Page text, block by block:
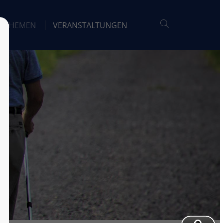
THEMEN VERANSTALTUNGEN